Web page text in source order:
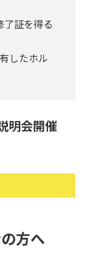
了証を得る
したホル
明会開催
方へ